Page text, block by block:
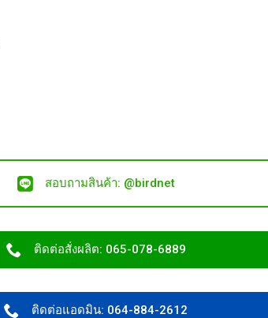
สอบถามสินค้า: @birdnet
ติดต่อสั่งผลิต: 065-078-6889
ติดต่อแอดมิน: 064-884-2612